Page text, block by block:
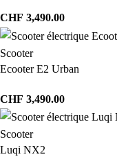
CHF 3,490.00
Scooter
Ecooter E2 Urban
CHF 3,490.00
Scooter
Luqi NX2